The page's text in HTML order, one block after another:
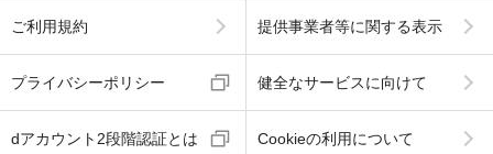
ご利用規約 提供事業者等に関する表示
プライバシーポリシー 健全なサービスに向けて
dアカウント2段階認証とは Cookieの利用について